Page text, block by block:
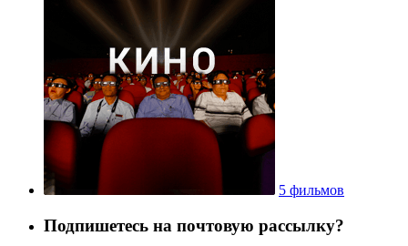
5 фильмов
Подпишетесь на почтовую рассылку?